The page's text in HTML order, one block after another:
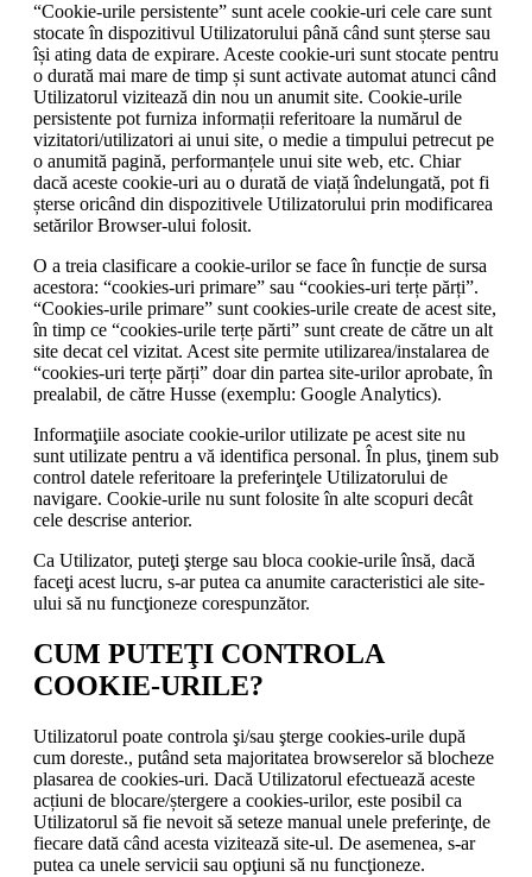
“Cookie-urile persistente” sunt acele cookie-uri cele care sunt
stocate în dispozitivul Utilizatorului până când sunt șterse sau
își ating data de expirare. Aceste cookie-uri sunt stocate pentru
o durată mai mare de timp și sunt activate automat atunci când
Utilizatorul vizitează din nou un anumit site. Cookie-urile
persistente pot furniza informații referitoare la numărul de
vizitatori/utilizatori ai unui site, o medie a timpului petrecut pe
o anumită pagină, performanțele unui site web, etc. Chiar
dacă aceste cookie-uri au o durată de viață îndelungată, pot fi
șterse oricând din dispozitivele Utilizatorului prin modificarea
setărilor Browser-ului folosit.
O a treia clasificare a cookie-urilor se face în funcție de sursa
acestora: “cookies-uri primare” sau “cookies-uri terțe părți”.
“Cookies-urile primare” sunt cookies-urile create de acest site,
în timp ce “cookies-urile terțe părti” sunt create de către un alt
site decat cel vizitat. Acest site permite utilizarea/instalarea de
“cookies-uri terțe părți” doar din partea site-urilor aprobate, în
prealabil, de către Husse (exemplu: Google Analytics).
Informaţiile asociate cookie-urilor utilizate pe acest site nu
sunt utilizate pentru a vă identifica personal. În plus, ţinem sub
control datele referitoare la preferinţele Utilizatorului de
navigare. Cookie-urile nu sunt folosite în alte scopuri decât
cele descrise anterior.
Ca Utilizator, puteţi şterge sau bloca cookie-urile însă, dacă
faceţi acest lucru, s-ar putea ca anumite caracteristici ale site-
ului să nu funcţioneze corespunzător.
CUM PUTEŢI CONTROLA
COOKIE-URILE?
Utilizatorul poate controla şi/sau şterge cookies-urile după
cum doreste., putând seta majoritatea browserelor să blocheze
plasarea de cookies-uri. Dacă Utilizatorul efectuează aceste
acțiuni de blocare/ștergere a cookies-urilor, este posibil ca
Utilizatorul să fie nevoit să seteze manual unele preferinţe, de
fiecare dată când acesta vizitează site-ul. De asemenea, s-ar
putea ca unele servicii sau opţiuni să nu funcţioneze.